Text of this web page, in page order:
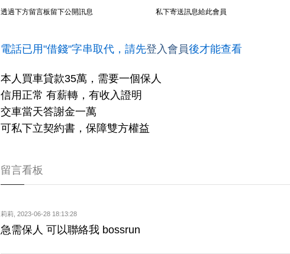
透過下方留言板留下公開訊息 私下寄送訊息給此會員
電話已用"借錢"字串取代，請先登入會員後才能查看
本人買車貸款35萬，需要一個保人
信用正常 有薪轉，有收入證明
交車當天答謝金一萬
可私下立契約書，保障雙方權益
留言看板
莉莉 2023-06-28 18:13:28
急需保人 可以聯絡我 bossrun